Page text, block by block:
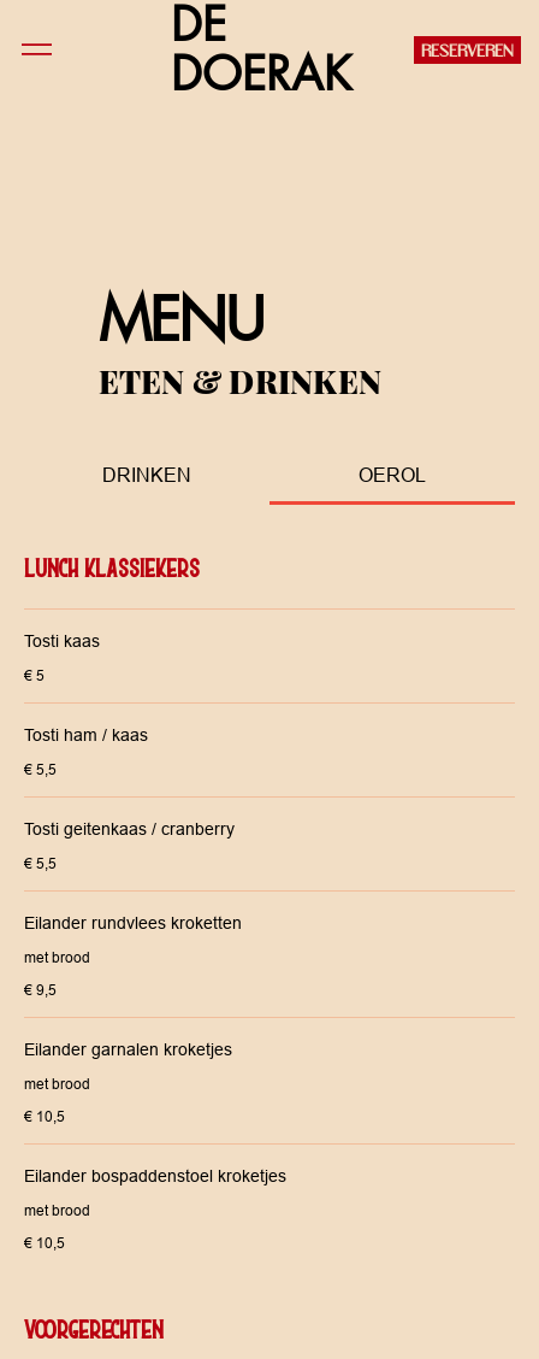
DE
DOERAK
RESERVEREN
DRINKEN OEROL
LUNCH KLASSIEKERS
Tosti kaas
€ 5
Tosti ham / kaas
€ 5,5
Tosti geitenkaas / cranberry
€ 5,5
Eilander rundvlees kroketten
met brood
€ 9,5
Eilander garnalen kroketjes
met brood
€ 10,5
Eilander bospaddenstoel kroketjes
met brood
€ 10,5
VOORGERECHTEN
MENU
ETEN & DRINKEN